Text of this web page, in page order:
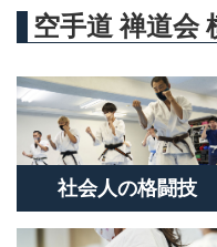
空手道 禅道会
社会人の格闘技